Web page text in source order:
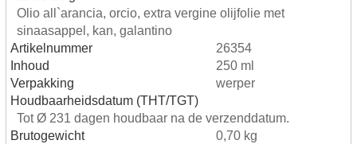
Olio all`arancia, orcio, extra vergine olijfolie met
sinaasappel, kan, galantino
Artikelnummer
26354
Inhoud
250 ml
Verpakking
werper
Houdbaarheidsdatum (THT/TGT)
Tot Ø 231 dagen houdbaar na de verzenddatum.
Brutogewicht
0,70 kg